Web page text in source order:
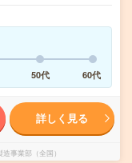
50代 60代
詳しく見る
事業部（全国）